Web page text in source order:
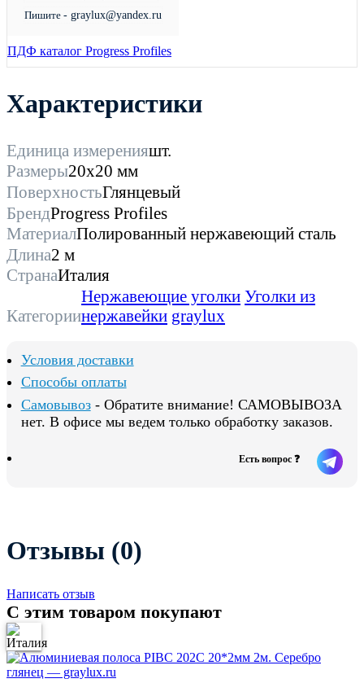
Пишите - graylux@yandex.ru
ПДФ каталог Progress Profiles
Характеристики
Единица измеренияшт.
Размеры20х20 мм
ПоверхностьГлянцевый
БрендProgress Profiles
МатериалПолированный нержавеющий сталь
Длина2 м
СтранаИталия
Категории
Нержавеющие уголки Уголки из
нержавейки graylux
Условия доставки
Способы оплаты
Самовывоз- Обратите внимание! САМОВЫВОЗА
нет. В офисе мы ведем только обработку заказов.
Есть вопрос ❓
Отзывы (0)
Написать отзыв
С этим товаром покупают